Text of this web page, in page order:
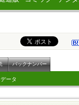
バックナンバー
ータ